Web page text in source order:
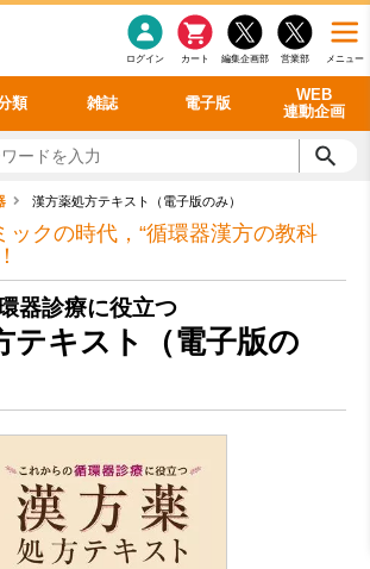
メニュー
営業部
編集企画部
カート
ログイン
類 雑誌 電子版
WEB
連動企画
老年医学
看護・介護
シリーズ一覧
最新号 バックナンバー
床動作分析」WEB動画
画
訂第二版」 WEB動画
漢方薬処方テキスト（電子版のみ）
ックの時代，“循環器漢方の教科
器診療に役立つ
テキスト（電子版の